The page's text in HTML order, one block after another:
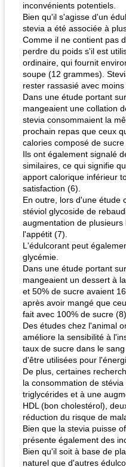
fiesta tostadas
inconvénients potentiels.
Bien qu'il s'agisse d'un
stevia a été associée à
Comme il ne contient pas
perdre du poids s'il est
ordinaire, qui fournit
soupe (12 grammes).
rester rassasié avec moins
Dans une étude portant
mangeaient une collation
stevia consommaient la
prochain repas que ceux
calories composé de sucre
Ils ont également signalé
similaires, ce qui signifie
apport calorique inférieur
satisfaction (6).
En outre, lors d'une étude
stéviol glycoside de
augmentation de
l'appétit (7).
L'édulcorant peut
glycémie.
Dans une étude portant
mangeaient un dessert à
et 50% de sucre avaient
après avoir mangé que
fait avec 100% de sucre (8).
Des études chez l'animal
améliore la sensibilité à
taux de sucre dans le
d'être utilisées pour
De plus, certaines
la consommation de
triglycérides et à une
HDL (bon cholestérol),
réduction du risque de
Bien que la stevia puisse
présente également des
Bien qu'il soit à base de
naturel que d'autres